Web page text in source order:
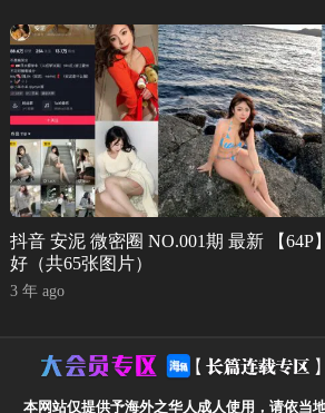
抖音 安泥 微密圈 NO.001期 最新 【64P
好（共65张图片）
3 年 ago
本网站仅提供予海外之华人成人使用，请依当